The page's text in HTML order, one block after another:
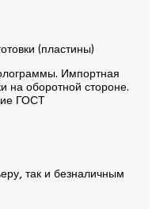
(пластины)
Импортная
на оборотной стороне.
ГОСТ
так и безналичным